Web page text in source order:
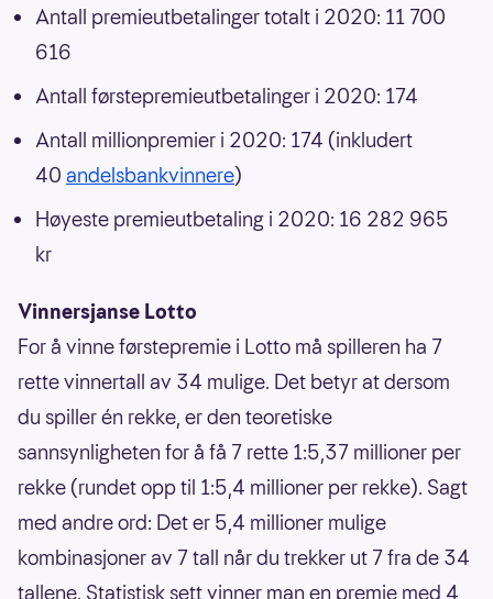
Antall premieutbetalinger totalt i 2020: 11 700
616
Antall førstepremieutbetalinger i 2020: 174
Antall millionpremier i 2020: 174 (inkludert
40 andelsbankvinnere)
Høyeste premieutbetaling i 2020: 16 282 965
kr
Vinnersjanse Lotto
For å vinne førstepremie i Lotto må spilleren ha 7
rette vinnertall av 34 mulige. Det betyr at dersom
du spiller én rekke, er den teoretiske
sannsynligheten for å få 7 rette 1:5,37 millioner per
rekke (rundet opp til 1:5,4 millioner per rekke). Sagt
med andre ord: Det er 5,4 millioner mulige
kombinasjoner av 7 tall når du trekker ut 7 fra de 34
tallene. Statistisk sett vinner man en premie med 4